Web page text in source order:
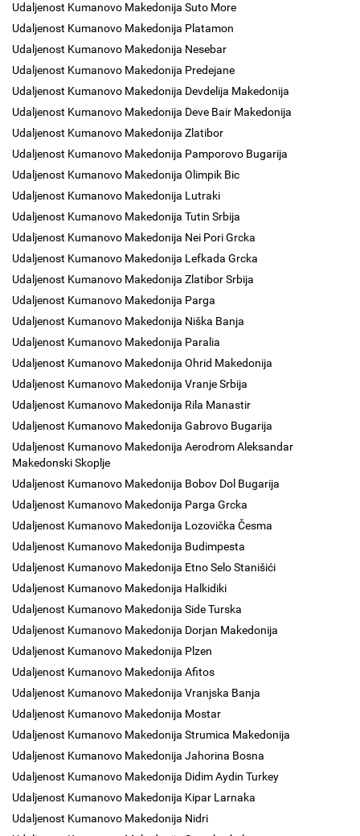
Udaljenost Kumanovo Makedonija Suto More
Udaljenost Kumanovo Makedonija Platamon
Udaljenost Kumanovo Makedonija Nesebar
Udaljenost Kumanovo Makedonija Predejane
Udaljenost Kumanovo Makedonija Devdelija Makedonija
Udaljenost Kumanovo Makedonija Deve Bair Makedonija
Udaljenost Kumanovo Makedonija Zlatibor
Udaljenost Kumanovo Makedonija Pamporovo Bugarija
Udaljenost Kumanovo Makedonija Olimpik Bic
Udaljenost Kumanovo Makedonija Lutraki
Udaljenost Kumanovo Makedonija Tutin Srbija
Udaljenost Kumanovo Makedonija Nei Pori Grcka
Udaljenost Kumanovo Makedonija Lefkada Grcka
Udaljenost Kumanovo Makedonija Zlatibor Srbija
Udaljenost Kumanovo Makedonija Parga
Udaljenost Kumanovo Makedonija Niška Banja
Udaljenost Kumanovo Makedonija Paralia
Udaljenost Kumanovo Makedonija Ohrid Makedonija
Udaljenost Kumanovo Makedonija Vranje Srbija
Udaljenost Kumanovo Makedonija Rila Manastir
Udaljenost Kumanovo Makedonija Gabrovo Bugarija
Udaljenost Kumanovo Makedonija Aerodrom Aleksandar
Makedonski Skoplje
Udaljenost Kumanovo Makedonija Bobov Dol Bugarija
Udaljenost Kumanovo Makedonija Parga Grcka
Udaljenost Kumanovo Makedonija Lozovička Česma
Udaljenost Kumanovo Makedonija Budimpesta
Udaljenost Kumanovo Makedonija Etno Selo Stanišići
Udaljenost Kumanovo Makedonija Halkidiki
Udaljenost Kumanovo Makedonija Side Turska
Udaljenost Kumanovo Makedonija Dorjan Makedonija
Udaljenost Kumanovo Makedonija Plzen
Udaljenost Kumanovo Makedonija Afitos
Udaljenost Kumanovo Makedonija Vranjska Banja
Udaljenost Kumanovo Makedonija Mostar
Udaljenost Kumanovo Makedonija Strumica Makedonija
Udaljenost Kumanovo Makedonija Jahorina Bosna
Udaljenost Kumanovo Makedonija Didim Aydin Turkey
Udaljenost Kumanovo Makedonija Kipar Larnaka
Udaljenost Kumanovo Makedonija Nidri